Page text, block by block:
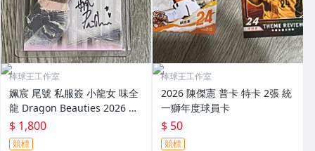
棒球王工作室
姵宸 尾號 私服簽 小龍女 味全
龍 Dragon Beauties 2026 中
華職棒寫真卡 078
$ 1,800
競標
棒球王工作室
2026 陳傑憲 普卡 特卡 2張 統
一獅年度球員卡
$ 50
競標